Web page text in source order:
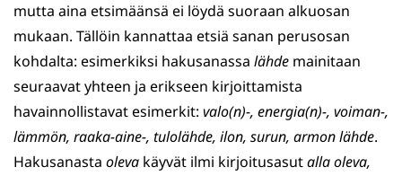
mutta aina etsimäänsä ei löydä suoraan alkuosan
mukaan. Tällöin kannattaa etsiä sanan perusosan
kohdalta: esimerkiksi hakusanassa lähde mainitaan
seuraavat yhteen ja erikseen kirjoittamista
havainnollistavat esimerkit: valo(n)-, energia(n)-, voiman-,
lämmön, raaka-aine-, tulolähde, ilon, surun, armon lähde.
Hakusanasta oleva käyvät ilmi kirjoitusasutalla oleva,